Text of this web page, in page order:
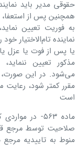
حقوقی مدیر باید
همچنین پس از
به فوریت تعیین
نماینده تام‌الاختیار
یا پس از فوت یا عزل
مذکور تعیین
می‌شود. در این صورت،
است
ماده ۵۶۳- در
صلاحیت توسط مرجع
منوط به تاییدیه